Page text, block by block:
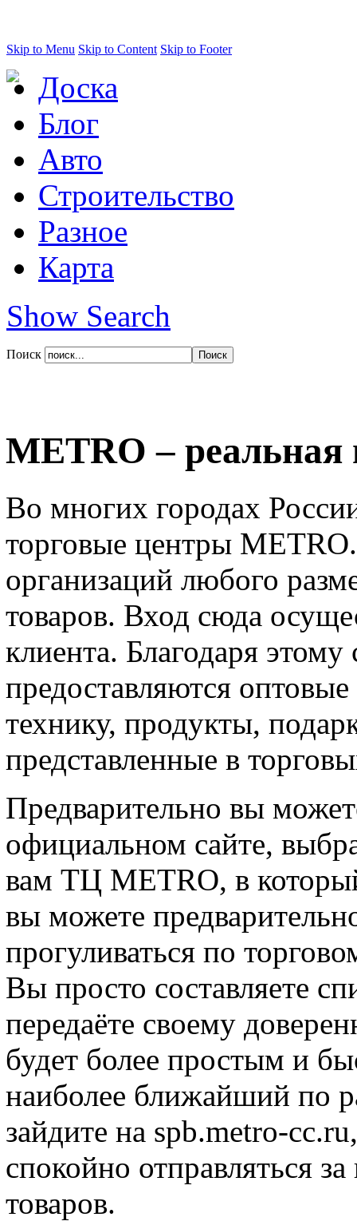
Skip to Menu Skip to Content Skip to Footer
Доска
Блог
Авто
Строительство
Разное
Карта
Show Search
Поиск
METRO –
Во многих городах
торговые центры
организаций любого
товаров. Вход сюда
клиента. Благодаря этому
предоставляются
технику, продукты,
представленные в
Предварительно вы
официальном сайте,
вам ТЦ METRO, в
вы можете
прогуливаться по
Вы просто составляете
передаёте своему
будет более простым и
наиболее ближайший по
зайдите на spb.metro-
спокойно отправляться
товаров.